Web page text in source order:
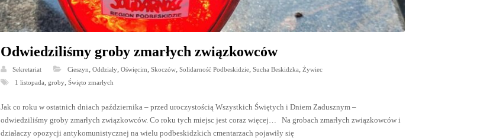
Odwiedziliśmy groby zmarłych związkowców
Sekretariat Cieszyn ,Oddziały ,Oświęcim ,Skoczów ,Solidarność Podbeskidzie ,Sucha Beskidzka
Żywiec
1 listopada ,groby ,Święto zmarłych
Jak co roku w ostatnich dniach października – przed uroczystością Wszystkich Świętych i Dniem Zadusznym –
odwiedziliśmy groby zmarłych związkowców. Co roku tych miejsc jest coraz więcej… Na grobach zmarłych związkowców i
działaczy opozycji antykomunistycznej na wielu podbeskidzkich cmentarzach pojawiły się